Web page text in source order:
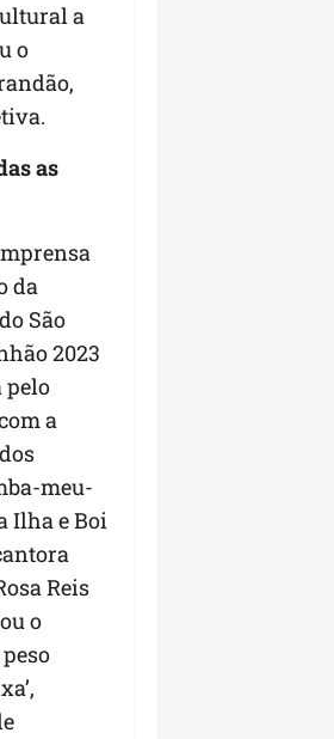
a
o
as
da
São
2023
pelo
a
meu-
Ilha e Boi
Reis
o